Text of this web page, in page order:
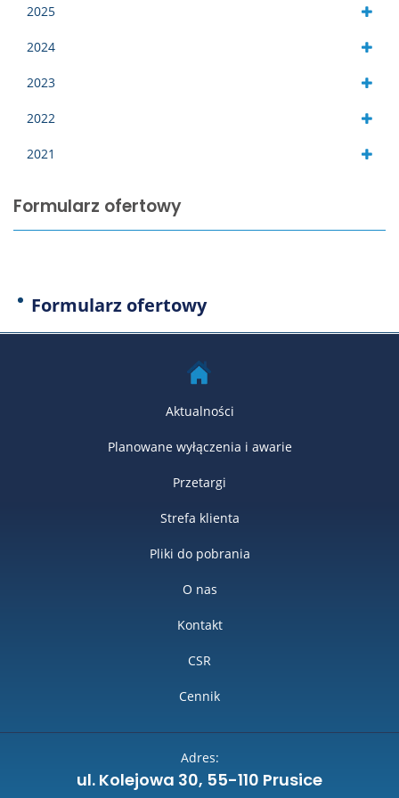
2025
2024
2023
2022
2021
Formularz ofertowy
Formularz ofertowy
Aktualności
Planowane wyłączenia i awarie
Przetargi
Strefa klienta
Pliki do pobrania
O nas
Kontakt
CSR
Cennik
Adres:
ul. Kolejowa 30, 55-110 Prusice